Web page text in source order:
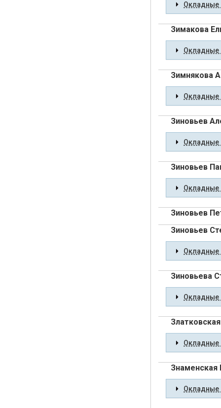
Окладные
Зимакова
Окладные
Зимнякова
Окладные
Зиновьев
Окладные
Зиновьев
Окладные
Зиновьев
Зиновьев
Окладные
Зиновьева
Окладные
Окладные
Знаменская
Окладные